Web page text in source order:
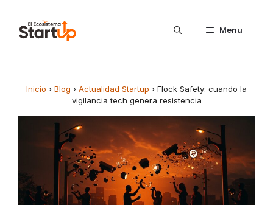
Menu
Inicio › Blog › Actualidad Startup › Flock Safety: cuando la
vigilancia tech genera resistencia